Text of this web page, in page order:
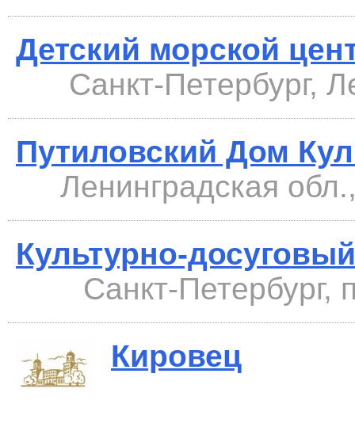
Детский морской
Санкт-Петербург,
Путиловский Дом
Ленинградская
Культурно-
Санкт-Петербург,
Кировец